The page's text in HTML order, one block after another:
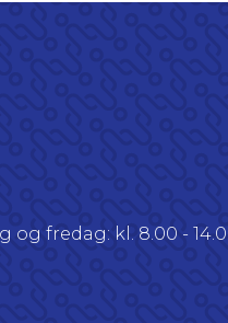
og fredag: kl. 8.00 -